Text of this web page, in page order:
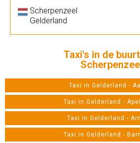
Scherpenzeel
Gelderland
Taxi's in de
Taxi in Gelderland -
Taxi in Gelderland -
Taxi in Gelderland -
Taxi in Gelderland -